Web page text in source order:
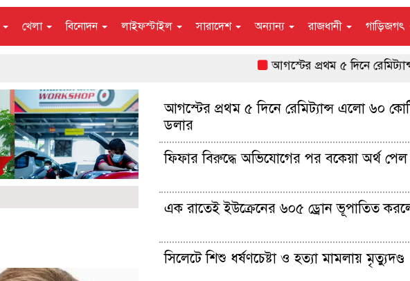
খেলা বিনোদন লাইফস্টাইল সারাদেশ অন্যান্য রাজধানী গাড়িজগৎ
আগস্টের প্রথম ৫ দিনে রেমিট্যান্স এলো
আগস্টের প্রথম ৫ দিনে রেমিট্যান্স এলো ৬০
ডলার
ফিফার বিরুদ্ধে অভিযোগের পর বকেয়া অর্থ পেল
এক রাতেই ইউক্রেনের ৬০৫ ড্রোন ভূপাতিত
সিলেটে শিশু ধর্ষণচেষ্টা ও হত্যা মামলায় মৃত্যুদণ্ড